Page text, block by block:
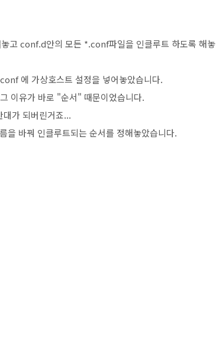
conf.d안의 모든 *.conf파일을 인클루트 하도록 해놓
에 가상호스트 설정을 넣어놓았습니다.
이유가 바로 "순서" 때문이었습니다.
가 되버린거죠...
바꿔 인클루트되는 순서를 정해놓았습니다.